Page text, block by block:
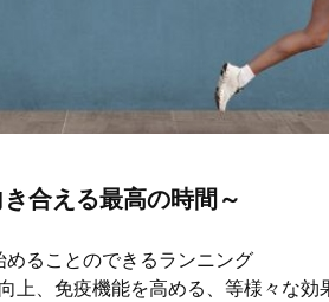
合える最高の時間～
めることのできるランニング
上、免疫機能を高める、等様々な効